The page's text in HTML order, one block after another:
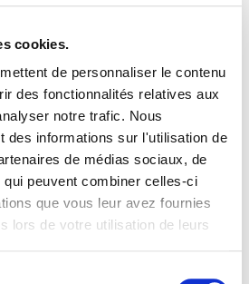
cookies.
de personnaliser le contenu
des fonctionnalités relatives aux
notre trafic. Nous
des informations sur l'utilisation de
de médias sociaux, de
peuvent combiner celles-ci
que vous leur avez fournies
lors de votre utilisation de leurs
palladium
40mm, boucle balle de golf finition
ceinture au cuir
tenue avec sa boucle disponible
véritable bijou, qui permet
tenue de ville ou pour jouer. Pour
en extérieur pour la pratique du
nous utilisons un...
275,00 € Prix
- +